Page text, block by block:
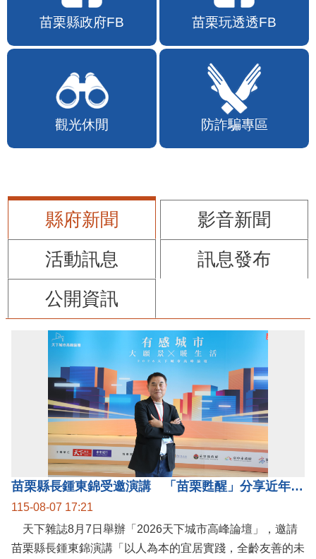
苗栗縣政府FB 苗栗玩透透FB
觀光休閒 防詐騙專區
縣府新聞
影音新聞
活動訊息
訊息發布
公開資訊
苗栗縣長鍾東錦受邀演講 「苗栗甦醒」分享近年轉變
115-08-07 17:21
天下雜誌8月7日舉辦「2026天下城市高峰論壇」，邀請
苗栗縣長鍾東錦演講「以人為本的宜居實踐，全齡友善的未